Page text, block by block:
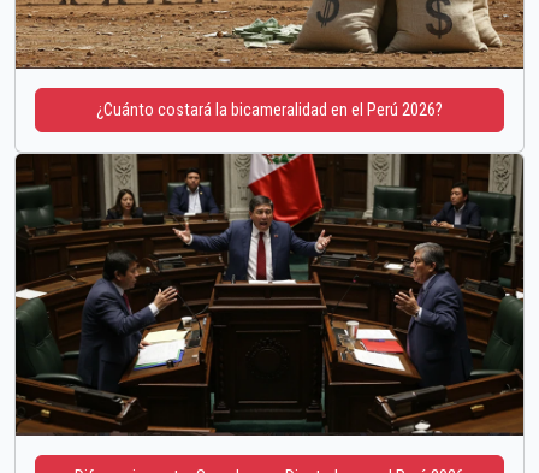
¿Cuánto costará la bicameralidad en el Perú 2026?